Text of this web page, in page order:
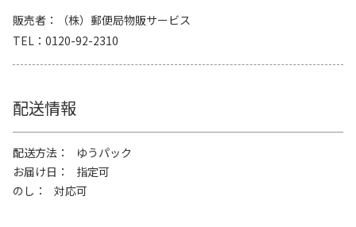
販売者
（株）郵便局物販サービス
TEL
0120-92-2310
配送情報
配送方法
ゆうパック
お届け日
指定可
のし
対応可